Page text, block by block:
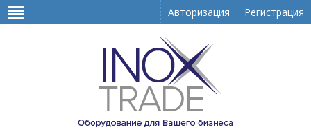
Авторизация Регистрация